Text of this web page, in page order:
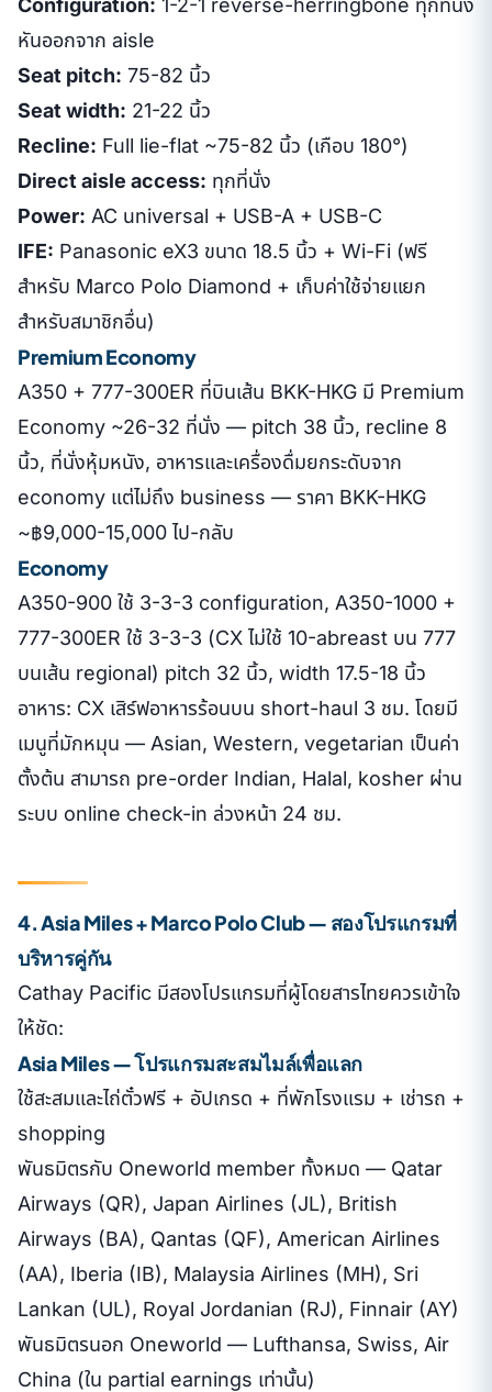
หันออกจาก aisle
Seat pitch: 75-82 นิ้ว
Seat width: 21-22 นิ้ว
Recline: Full lie-flat ~75-82 นิ้ว (เกือบ 180°)
Direct aisle access: ทุกที่นั่ง
Power: AC universal + USB-A + USB-C
IFE: Panasonic eX3 ขนาด 18.5 นิ้ว + Wi-Fi (ฟรี
สำหรับ Marco Polo Diamond + เก็บค่าใช้จ่ายแยก
สำหรับสมาชิกอื่น)
Premium Economy
A350 + 777-300ER ที่บินเส้น BKK-HKG มี Premium
Economy ~26-32 ที่นั่ง — pitch 38 นิ้ว, recline 8
นิ้ว, ที่นั่งหุ้มหนัง, อาหารและเครื่องดื่มยกระดับจาก
economy แต่ไม่ถึง business — ราคา BKK-HKG
~฿9,000-15,000 ไป-กลับ
Economy
A350-900 ใช้ 3-3-3 configuration, A350-1000 +
777-300ER ใช้ 3-3-3 (CX ไม่ใช้ 10-abreast บน 777
บนเส้น regional) pitch 32 นิ้ว, width 17.5-18 นิ้ว
อาหาร: CX เสิร์ฟอาหารร้อนบน short-haul 3 ชม. โดยมี
เมนูที่มักหมุน — Asian, Western, vegetarian เป็นค่า
ตั้งต้น สามารถ pre-order Indian, Halal, kosher ผ่าน
ระบบ online check-in ล่วงหน้า 24 ชม.
4. Asia Miles + Marco Polo Club — สองโปรแกรมที่
บริหารคู่กัน
Cathay Pacific มีสองโปรแกรมที่ผู้โดยสารไทยควรเข้าใจ
ให้ชัด:
Asia Miles — โปรแกรมสะสมไมล์เพื่อแลก
ใช้สะสมและไถ่ตั๋วฟรี + อัปเกรด + ที่พักโรงแรม + เช่ารถ +
shopping
พันธมิตรกับ Oneworld member ทั้งหมด — Qatar
Airways (QR), Japan Airlines (JL), British
Airways (BA), Qantas (QF), American Airlines
(AA), Iberia (IB), Malaysia Airlines (MH), Sri
Lankan (UL), Royal Jordanian (RJ), Finnair (AY)
พันธมิตรนอก Oneworld — Lufthansa, Swiss, Air
China (ใน partial earnings เท่านั้น)